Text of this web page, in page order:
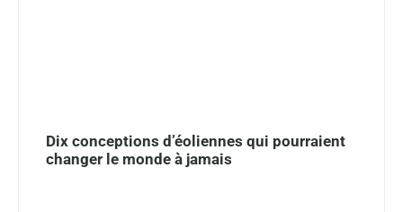
Dix conceptions d’éoliennes qui pourraient
changer le monde à jamais